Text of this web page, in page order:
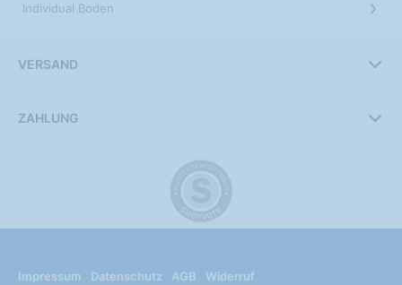
Individual Boden
VERSAND
ZAHLUNG
Impressum Datenschutz AGB
Widerruf